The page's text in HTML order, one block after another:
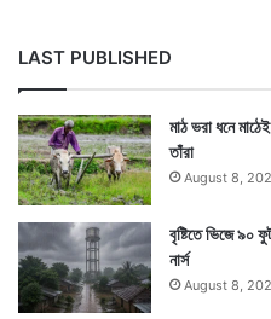
LAST PUBLISHED
মাঠ ভরা ধনে
তাঁরা
August 8,
বৃষ্টিতে ভিজে ৯০
নার্স
August 8,